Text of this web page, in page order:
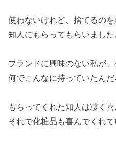
使わないけれど、捨てるの
知人にもらってもらいました
ブランドに興味のない私が
何でこんなに持っていたんだ
もらってくれた知人は凄く喜
それで化粧品も喜んでくれて